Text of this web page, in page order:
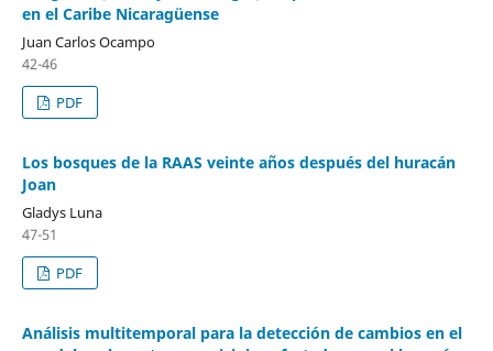
en el Caribe Nicaragüense
Juan Carlos Ocampo
42-46
PDF
Los bosques de la RAAS veinte años después del huracán
Joan
Gladys Luna
47-51
PDF
Análisis multitemporal para la detección de cambios en el